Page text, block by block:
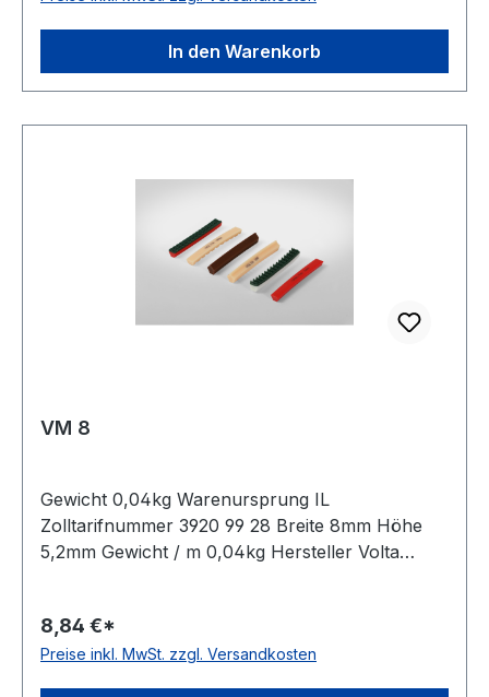
In den Warenkorb
VM 8
Gewicht 0,04kg Warenursprung IL
Zolltarifnummer 3920 99 28 Breite 8mm Höhe
5,2mm Gewicht / m 0,04kg Hersteller Volta
Zulassung ja Zugstrang nein Shorehärte 90°
Shore A
8,84 €*
Preise inkl. MwSt. zzgl. Versandkosten